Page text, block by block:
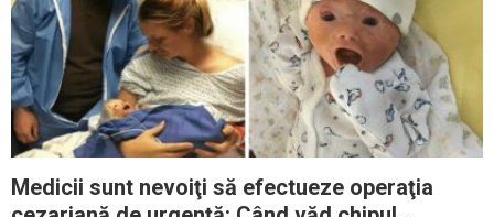
Medicii sunt nevoiţi să efectueze operaţia